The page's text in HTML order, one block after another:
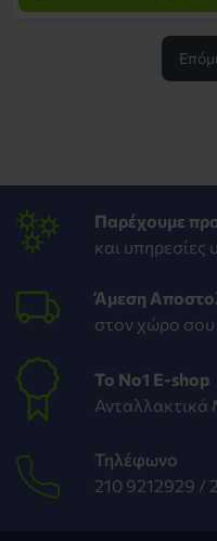
Παρέχουμε
και υπηρεσίες
Άμεση
στον χώρο σου
To Νο1 Ε-shop
Τηλέφωνο
210 9212929 /